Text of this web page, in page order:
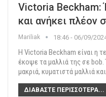
Victoria Beckham:
και ανήκει πλέον
Mariliak 18:46 - 06/09/
Η Victoria Beckham είναι η
έκοψε τα μαλλιά της σε bob.
μακριά, κυματιστά μαλλιά
ΔΙΑΒΆΣΤΕ ΠΕΡΙΣΣΌΤΕΡΑ...